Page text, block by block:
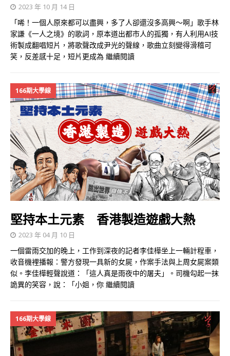
2023 年 10 月 14 日
「唏！一個人原來都可以盡興，多了人卻還沒多高興～啊」歌手林
家謙《一人之境》的歌詞，原本道出都市人的孤獨，有人利用AI技
術製成翻唱短片，將歌聲改成尹光的聲線，歌曲立刻變得滑稽可
笑，反差感十足，短片更成為 繼續閱讀
166期大學線
堅持本土元素 香港製造遊戲大熱
2023 年 04 月 10 日
一個雷雨交加的晚上，工作到深夜的記者李佳樺坐上一輛計程車，
收音機裡播報：警方發現一具新的女屍，作案手法與上周女屍案類
似。李佳樺輕聲說道：「這人真是雨夜中的屠夫」。司機勾起一抹
詭異的笑容，說：「小姐，你 繼續閱讀
166期大學線